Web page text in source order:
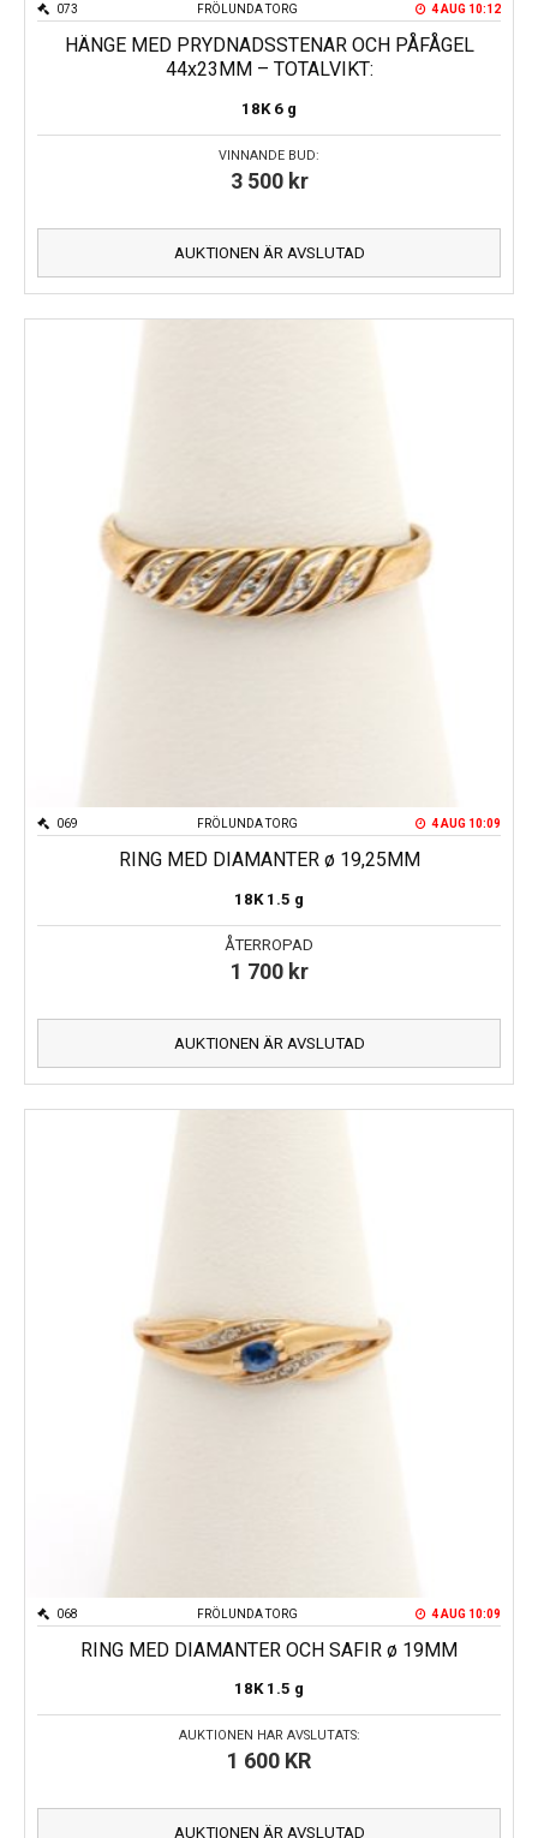
FRÖLUNDA TORG
073 4 AUG 10:12
HÄNGE MED PRYDNADSSTENAR OCH PÅFÅGEL
44x23MM – TOTALVIKT:
18K 6 g
VINNANDE BUD:
3 500 kr
AUKTIONEN ÄR AVSLUTAD
FRÖLUNDA TORG
069 4 AUG 10:09
RING MED DIAMANTER ø 19,25MM
18K 1.5 g
ÅTERROPAD
1 700 kr
AUKTIONEN ÄR AVSLUTAD
FRÖLUNDA TORG
068 4 AUG 10:09
RING MED DIAMANTER OCH SAFIR ø 19MM
18K 1.5 g
AUKTIONEN HAR AVSLUTATS:
1 600 KR
AUKTIONEN ÄR AVSLUTAD